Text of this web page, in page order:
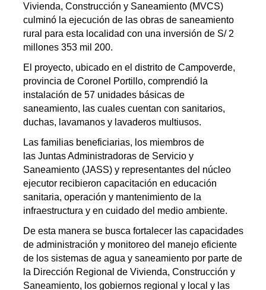
Vivienda, Construcción y Saneamiento (MVCS)
culminó la ejecución de las obras de saneamiento
rural para esta localidad con una inversión de S/ 2
millones 353 mil 200.
El proyecto, ubicado en el distrito de Campoverde,
provincia de Coronel Portillo, comprendió la
instalación de 57 unidades básicas de
saneamiento, las cuales cuentan con sanitarios,
duchas, lavamanos y lavaderos multiusos.
Las familias beneficiarias, los miembros de
las Juntas Administradoras de Servicio y
Saneamiento (JASS) y representantes del núcleo
ejecutor recibieron capacitación en educación
sanitaria, operación y mantenimiento de la
infraestructura y en cuidado del medio ambiente.
De esta manera se busca fortalecer las capacidades
de administración y monitoreo del manejo eficiente
de los sistemas de agua y saneamiento por parte de
la Dirección Regional de Vivienda, Construcción y
Saneamiento, los gobiernos regional y local y las